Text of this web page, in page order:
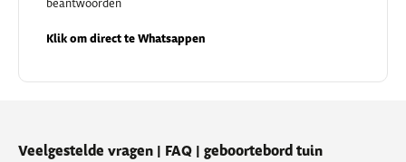
beantwoorden
Klik om direct te Whatsappen
Veelgestelde vragen | FAQ | geboortebord tuin